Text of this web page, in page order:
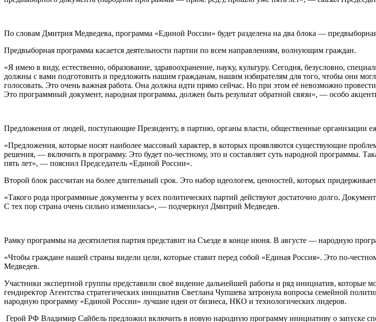
По словам Дмитрия Медведева, программа «Единой России» будет разделена на два блока —
Предвыборная программа касается деятельности партии по всем направлениям, волнующим граждан.
«Я имею в виду, естественно, образование, здравоохранение, науку, культуру. Сегодня, безусловно,
должны с вами подготовить и предложить нашим гражданам, нашим избирателям для того, чтобы они
голосовать. Это очень важная работа. Она должна идти прямо сейчас. Но при этом её невозможно
Это программный документ, народная программа, должен быть результат обратной связи», — особо
Предложения от людей, поступающие Президенту, в партию, органы власти, общественные организации
«Предложения, которые носят наиболее массовый характер, в которых проявляются существующие
решения, — включить в программу. Это будет по-честному, это и составляет суть народной программы.
пять лет», — пояснил Председатель «Единой России».
Второй блок рассчитан на более длительный срок. Это набор идеологем, ценностей, которых
«Такого рода программные документы у всех политических партий действуют достаточно долго.
С тех пор страна очень сильно изменилась», — подчеркнул Дмитрий Медведев.
Рамку программы на десятилетия партия представит на Съезде в конце июня. В августе — народную
«Чтобы граждане нашей страны видели цели, которые ставит перед собой «Единая Россия». Это по-
Медведев.
Участники экспертной группы представили своё видение дальнейшей работы и ряд инициатив,
гендиректор Агентства стратегических инициатив Светлана Чупшева затронула вопросы семейной
народную программу «Единой России» лучшие идеи от бизнеса, НКО и технологических лидеров.
Герой РФ Владимир Сайбель предложил включить в новую народную программу инициативу о запуске